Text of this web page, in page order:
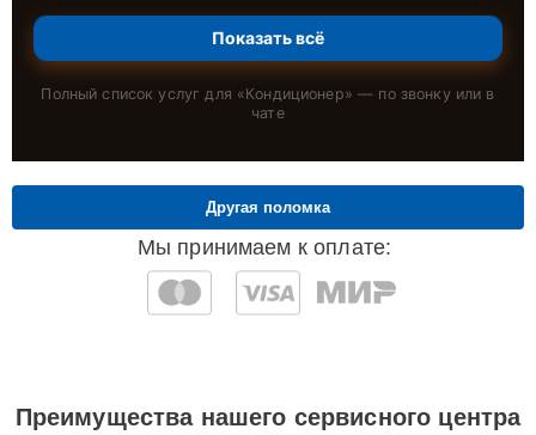
Показать всё
Полный список услуг для «Кондиционер» — по звонку или в
чате
Мы принимаем к оплате:
Другая поломка
Преимущества нашего сервисного центра